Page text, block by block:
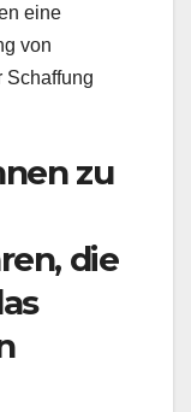
eine
von
Schaffung
zu
die